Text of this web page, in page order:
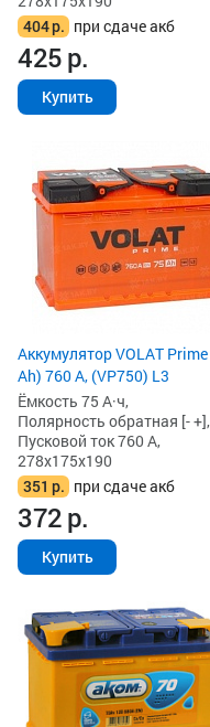
404р. при сдаче акб
425р.
Купить
Аккумулятор VOLAT
Ah) 760 А, (VP750) L3
Ёмкость 75 А·ч,
Полярность обратная [- +],
Пусковой ток 760 А,
278x175x190
351 р. при сдаче акб
372р.
Купить